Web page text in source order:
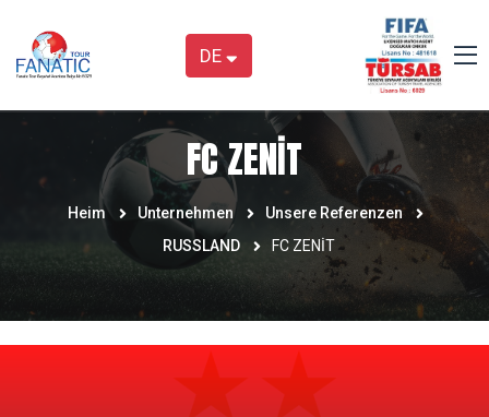
DE
FC ZENİT
Heim Unternehmen
Unsere Referenzen
RUSSLAND
FC ZENİT